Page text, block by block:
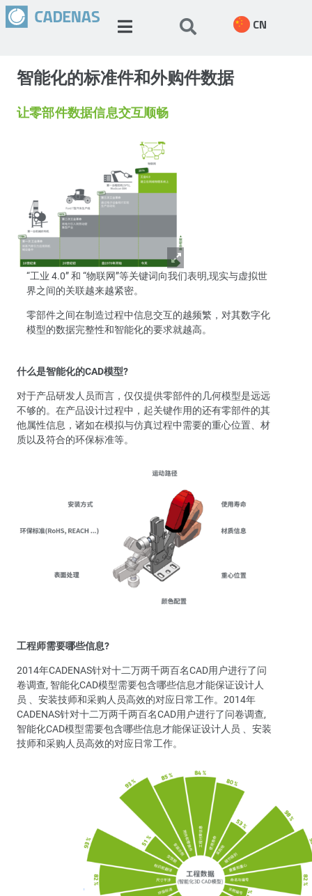
CN
智能化的标准件和外购件数据
让零部件数据信息交互顺畅
“工业 4.0” 和 “物联网”等关键词向我们表明,现实与虚拟世
界之间的关联越来越紧密。
零部件之间在制造过程中信息交互的越频繁，对其数字化
模型的数据完整性和智能化的要求就越高。
什么是智能化的CAD模型?
对于产品研发人员而言，仅仅提供零部件的几何模型是远远
不够的。在产品设计过程中，起关键作用的还有零部件的其
他属性信息，诸如在模拟与仿真过程中需要的重心位置、材
质以及符合的环保标准等。
工程师需要哪些信息?
2014年CADENAS针对十二万两千两百名CAD用户进行了问
卷调查, 智能化CAD模型需要包含哪些信息才能保证设计人
员 、安装技师和采购人员高效的对应日常工作。2014年
CADENAS针对十二万两千两百名CAD用户进行了问卷调查,
智能化CAD模型需要包含哪些信息才能保证设计人员 、安装
技师和采购人员高效的对应日常工作。